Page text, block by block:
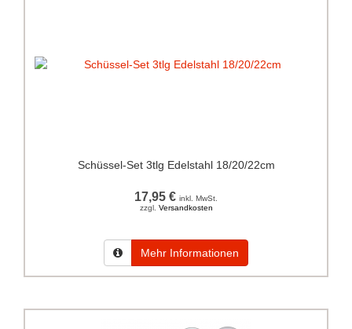
Schüssel-Set 3tlg Edelstahl 18/20/22cm
17,95 € inkl. MwSt.
zzgl. Versandkosten
Mehr Informationen